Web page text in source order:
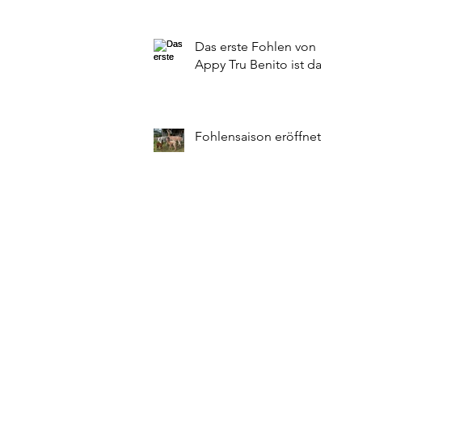
Das erste Fohlen von
Appy Tru Benito ist da!
Fohlensaison eröffnet